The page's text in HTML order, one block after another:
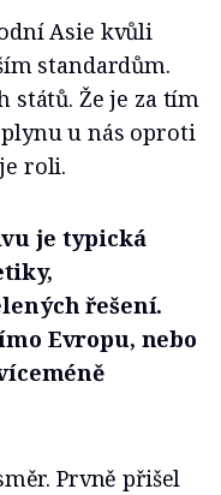
Asie kvůli
standardům.
států. Že je za tím
u nás oproti
roli.
je typická
řešení.
Evropu, nebo
Prvně přišel